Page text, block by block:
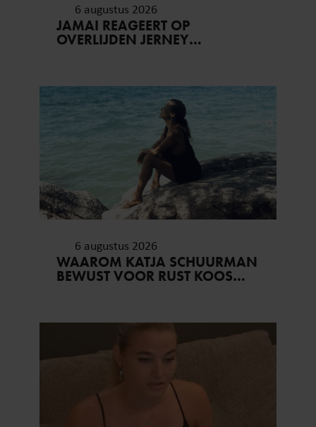
6 augustus 2026
JAMAI REAGEERT OP
OVERLIJDEN JERNEY
VERGETEN’
6 augustus 2026
WAAROM KATJA SCHUURMAN
BEWUST VOOR RUST KOOS…